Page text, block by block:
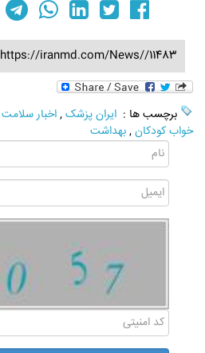
https://iranmd.com/News//11483
برچسب ها : ایران پزشک,اخبار سلامت
خواب کودکان,بهداشت